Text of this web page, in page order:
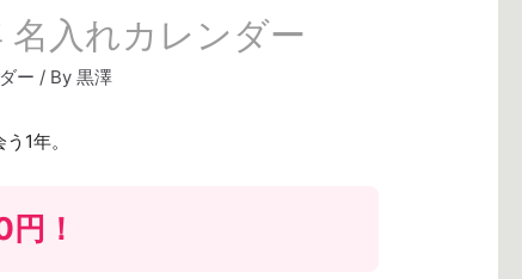
名入れカレンダー
ー / By 黒澤
1年。
円 ！